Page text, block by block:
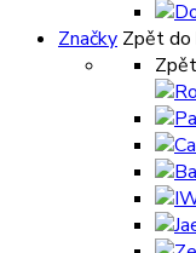
Značky Zpět do